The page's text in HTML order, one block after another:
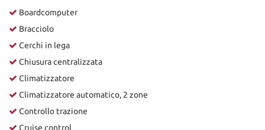
Boardcomputer
Bracciolo
Cerchi in lega
Chiusura centralizzata
Climatizzatore
Climatizzatore automatico, 2 zone
Controllo trazione
Cruise control